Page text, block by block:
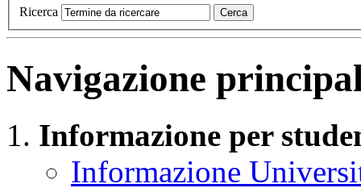
Ricerca
Cerca
Navigazione
Informazione per
Informazione